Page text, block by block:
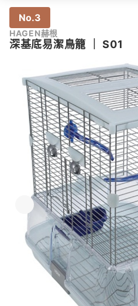
No.3
HAGEN赫根
深基底易潔鳥籠 ｜S01